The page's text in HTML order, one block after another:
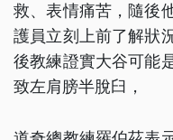
救、表情痛苦，隨後
護員立刻上前了解狀
後教練證實大谷可能
致左肩膀半脫臼，